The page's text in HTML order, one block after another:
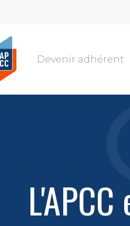
Devenir adhérent